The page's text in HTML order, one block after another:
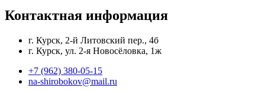
Контактная информация
г. Курск, 2-й Литовский пер., 4б
г. Курск, ул. 2-я Новосёловка, 1ж
+7 (962) 380-05-15
na-shirobokov@mail.ru